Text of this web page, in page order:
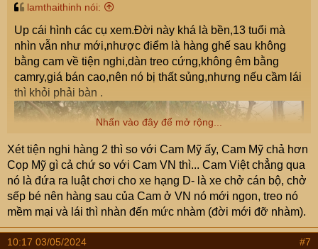
lamthaithinh nói:
Up cái hình các cụ xem.Đời này khá là bền,13 tuổi mà
nhìn vẫn như mới,nhược điểm là hàng ghế sau không
bằng cam về tiện nghi,dàn treo cứng,không êm bằng
camry,giá bán cao,nên nó bị thất sủng,nhưng nếu cầm lái
thì khỏi phải bàn .
Nhấn vào đây để mở rộng...
Xét tiện nghi hàng 2 thì so với Cam Mỹ ấy, Cam Mỹ chả hơn
Cọp Mỹ gì cả chứ so với Cam VN thì... Cam Việt chẳng qua
nó là đứa ra luật chơi cho xe hạng D- là xe chở cán bộ, chở
sếp bé nên hàng sau của Cam ở VN nó mới ngon, treo nó
mềm mại và lái thì nhàn đến mức nhàm (đời mới đỡ nhàm).
10:17 03/05/2024 #7